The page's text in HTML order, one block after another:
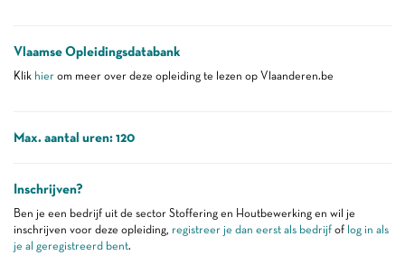
Vlaamse Opleidingsdatabank
Klik hier om meer over deze opleiding te lezen op Vlaanderen.be
Max. aantal uren: 120
Inschrijven?
Ben je een bedrijf uit de sector Stoffering en Houtbewerking en wil je
inschrijven voor deze opleiding, registreer je dan eerst als bedrijf of log in als
je al geregistreerd bent.